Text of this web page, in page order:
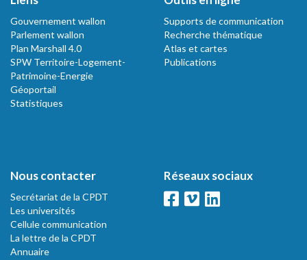
Gouvernement wallon
Parlement wallon
Plan Marshall 4.0
SPW Territoire-Logement-
Patrimoine-Energie
Géoportail
Statistiques
Supports de communication
Recherche thématique
Atlas et cartes
Publications
Nous contacter
Secrétariat de la CPDT
Les universités
Cellule communication
La lettre de la CPDT
Annuaire
Réseaux sociaux